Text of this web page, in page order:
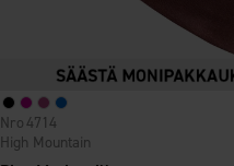
High Mountain
4714